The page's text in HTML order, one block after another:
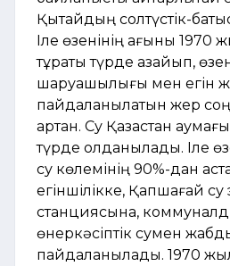
Қытайдың солтүстік-
Іле өзенінің ағыны 1970
тұрақты түрде азайып,
шаруашылығы мен егін
пайдаланылатын жер
артқан. Су Қазақстан
түрде қолданылады. Іле
су көлемінің 90%-дан
егіншілікке, Қапшағай су
станциясына,
өнеркәсіптік сумен
пайдаланылады. 1970